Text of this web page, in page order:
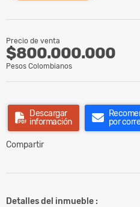
Precio de venta
$800.000.000
Pesos Colombianos
Descargar
información
por
Compartir
Detalles del inmueble :